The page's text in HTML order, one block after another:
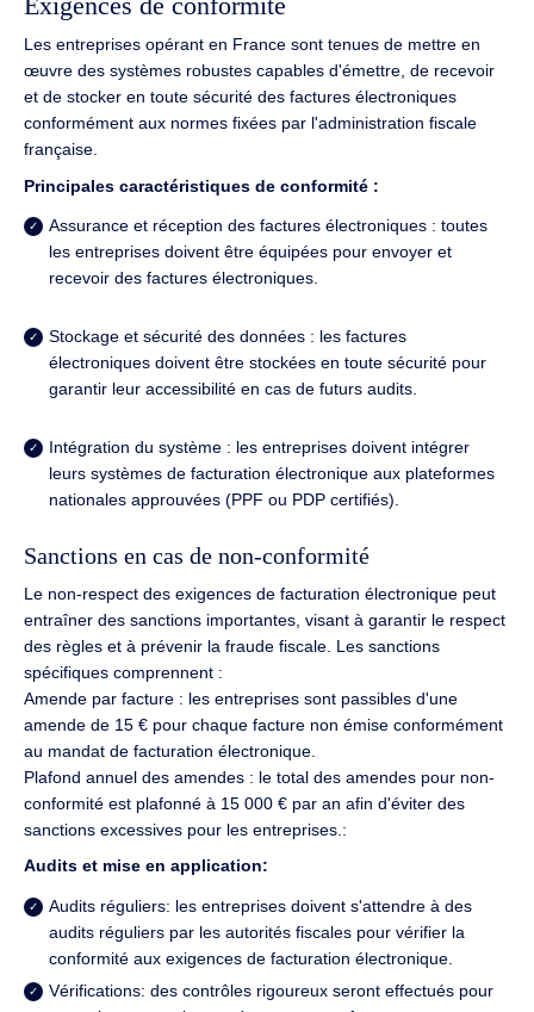
Les entreprises opérant en France sont tenues de mettre en
œuvre des systèmes robustes capables d'émettre, de recevoir
et de stocker en toute sécurité des factures électroniques
conformément aux normes fixées par l'administration fiscale
française.
Principales caractéristiques de conformité :
Assurance et réception des factures électroniques : toutes
les entreprises doivent être équipées pour envoyer et
recevoir des factures électroniques.
Stockage et sécurité des données : les factures
électroniques doivent être stockées en toute sécurité pour
garantir leur accessibilité en cas de futurs audits.
Intégration du système : les entreprises doivent intégrer
leurs systèmes de facturation électronique aux plateformes
nationales approuvées (PPF ou PDP certifiés).
Sanctions en cas de non-conformité
Le non-respect des exigences de facturation électronique peut
entraîner des sanctions importantes, visant à garantir le respect
des règles et à prévenir la fraude fiscale. Les sanctions
spécifiques comprennent :
Amende par facture : les entreprises sont passibles d'une
amende de 15 € pour chaque facture non émise conformément
au mandat de facturation électronique.
Plafond annuel des amendes : le total des amendes pour non-
conformité est plafonné à 15 000 € par an afin d'éviter des
sanctions excessives pour les entreprises.:
Audits et mise en application:
Audits réguliers: les entreprises doivent s'attendre à des
audits réguliers par les autorités fiscales pour vérifier la
conformité aux exigences de facturation électronique.
Vérifications: des contrôles rigoureux seront effectués pour